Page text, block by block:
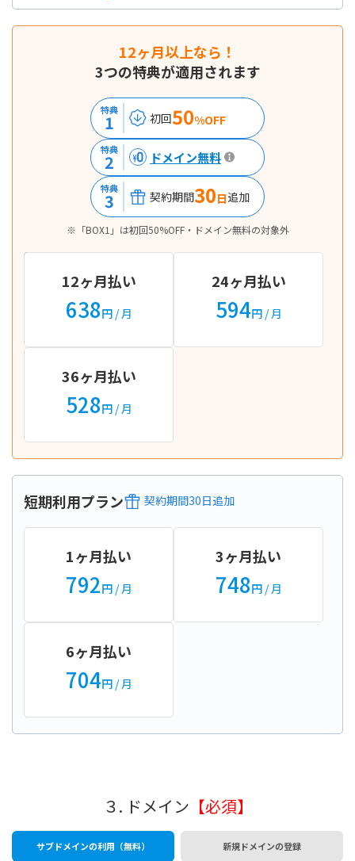
12ヶ月以上なら！
3つの特典が適用されます
特典
1 初回50%OFF
特典
2 ドメイン無料
特典
3 契約期間30日追加
※「BOX1」は初回50%OFF・ドメイン無料の対象外
12ヶ月払い
638円/ 月
24ヶ月払い
594円/ 月
36ヶ月払い
528円/ 月
短期利用プラン 契約期間30日追加
1ヶ月払い
792円/ 月
3ヶ月払い
748円/ 月
6ヶ月払い
704円/ 月
３. ドメイン 【必須】
サブドメインの利用（無料） 新規ドメインの登録